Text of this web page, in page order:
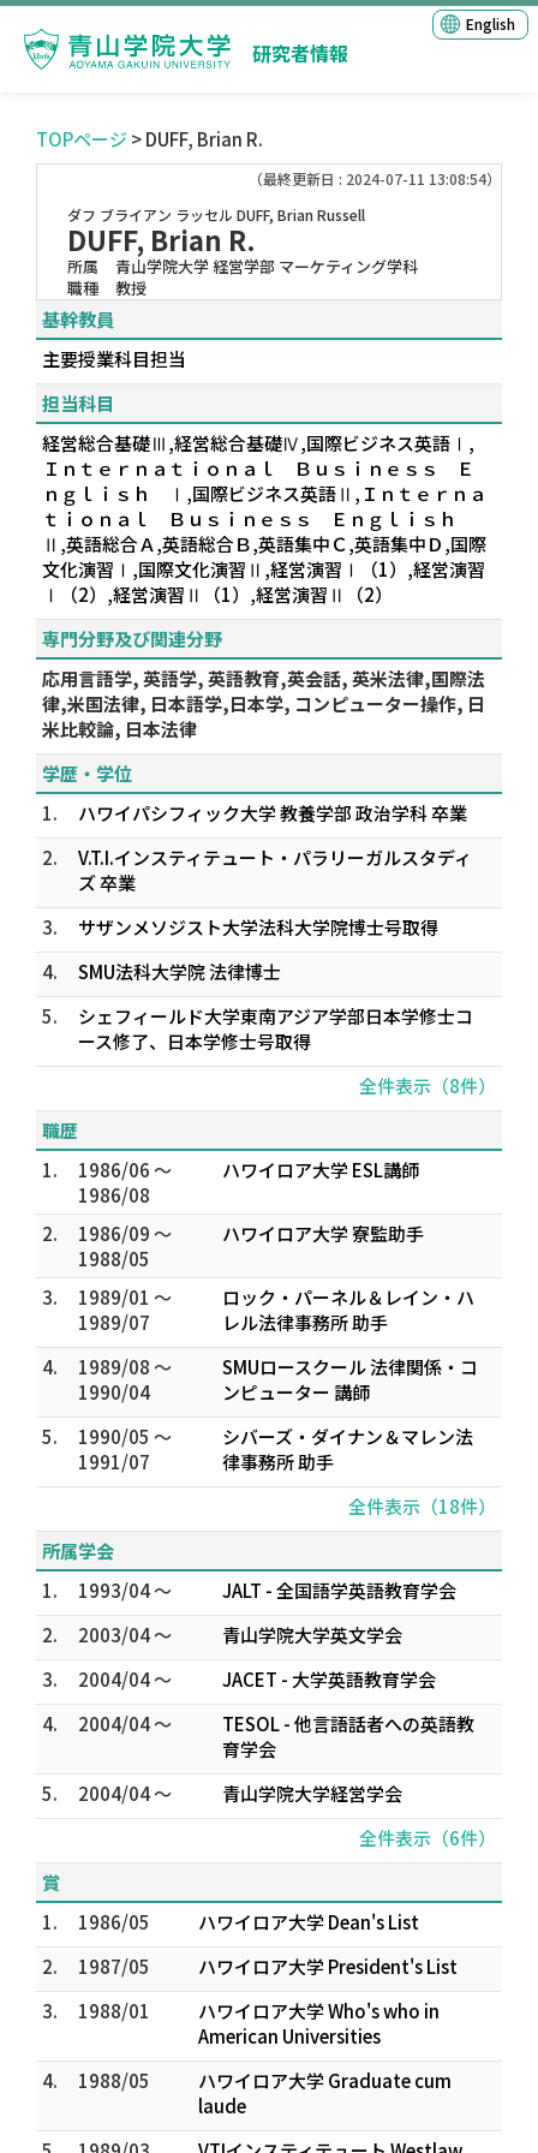
研究者情報
English
TOPページ > DUFF, Brian R.
（最終更新日 : 2024-07-11 13:08:54）
ダフ ブライアン ラッセル DUFF, Brian Russell
DUFF, Brian R.
所属
青山学院大学 経営学部 マーケティング学科
職種
教授
基幹教員
主要授業科目担当
担当科目
経営総合基礎Ⅲ,経営総合基礎Ⅳ,国際ビジネス英語Ⅰ,
Ｉｎｔｅｒｎａｔｉｏｎａｌ Ｂｕｓｉｎｅｓｓ Ｅ
ｎｇｌｉｓｈ Ⅰ,国際ビジネス英語Ⅱ,Ｉｎｔｅｒｎａ
ｔｉｏｎａｌ Ｂｕｓｉｎｅｓｓ Ｅｎｇｌｉｓｈ
Ⅱ,英語総合Ａ,英語総合Ｂ,英語集中Ｃ,英語集中Ｄ,国際
文化演習Ⅰ,国際文化演習Ⅱ,経営演習Ⅰ（1）,経営演習
Ⅰ（2）,経営演習Ⅱ（1）,経営演習Ⅱ（2）
専門分野及び関連分野
応用言語学, 英語学, 英語教育,英会話, 英米法律,国際法
律,米国法律, 日本語学,日本学, コンピューター操作, 日
米比較論, 日本法律
学歴・学位
1.
ハワイパシフィック大学 教養学部 政治学科 卒業
2.
V.T.I.インスティテュート・パラリーガルスタディ
ズ 卒業
3.
サザンメソジスト大学法科大学院博士号取得
4.
SMU法科大学院 法律博士
5.
シェフィールド大学東南アジア学部日本学修士コ
ース修了、日本学修士号取得
全件表示（8件）
職歴
1.
1986/06 ～
1986/08
ハワイロア大学 ESL講師
2.
1986/09 ～
1988/05
ハワイロア大学 寮監助手
3.
1989/01 ～
1989/07
ロック・パーネル＆レイン・ハ
レル法律事務所 助手
4.
1989/08 ～
1990/04
SMUロースクール 法律関係・コ
ンピューター 講師
5.
1990/05 ～
1991/07
シバーズ・ダイナン＆マレン法
律事務所 助手
全件表示（18件）
所属学会
1.
1993/04 ～
JALT - 全国語学英語教育学会
2.
2003/04 ～
青山学院大学英文学会
3.
2004/04 ～
JACET - 大学英語教育学会
4.
2004/04 ～
TESOL - 他言語話者への英語教
育学会
5.
2004/04 ～
青山学院大学経営学会
全件表示（6件）
賞
1.
1986/05
ハワイロア大学 Dean's List
2.
1987/05
ハワイロア大学 President's List
3.
1988/01
ハワイロア大学 Who's who in
American Universities
4.
1988/05
ハワイロア大学 Graduate cum
laude